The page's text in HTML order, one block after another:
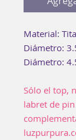
Material:
Diámetro:
Diámetro:
Sólo el top,
labret de